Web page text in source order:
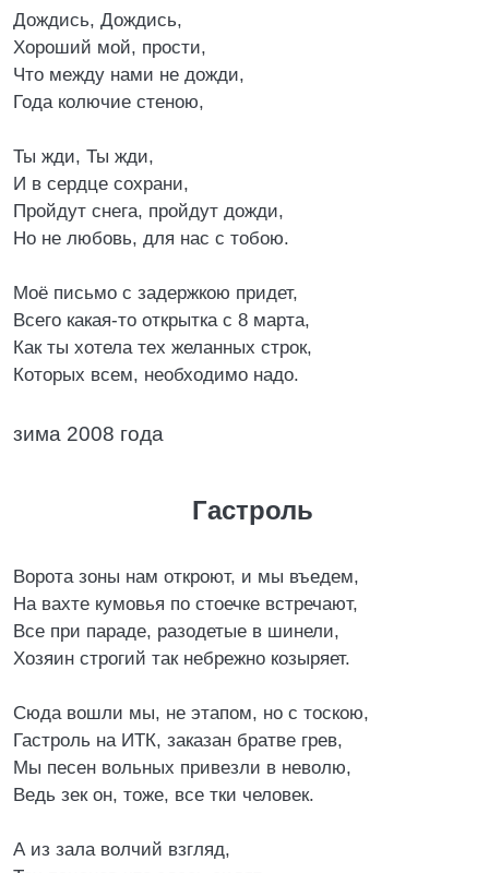
Дождись, Дождись,
Хороший мой, прости,
Что между нами не дожди,
Года колючие стеною,
Ты жди, Ты жди,
И в сердце сохрани,
Пройдут снега, пройдут дожди,
Но не любовь, для нас с тобою.
Моё письмо с задержкою придет,
Всего какая-то открытка с 8 марта,
Как ты хотела тех желанных строк,
Которых всем, необходимо надо.
зима 2008 года
Гастроль
Ворота зоны нам откроют, и мы въедем,
На вахте кумовья по стоечке встречают,
Все при параде, разодетые в шинели,
Хозяин строгий так небрежно козыряет.
Сюда вошли мы, не этапом, но с тоскою,
Гастроль на ИТК, заказан братве грев,
Мы песен вольных привезли в неволю,
Ведь зек он, тоже, все тки человек.
А из зала волчий взгляд,